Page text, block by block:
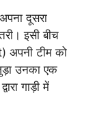
दूसरा
इसी बीच
अपनी टीम को
उनका एक
गाड़ी में